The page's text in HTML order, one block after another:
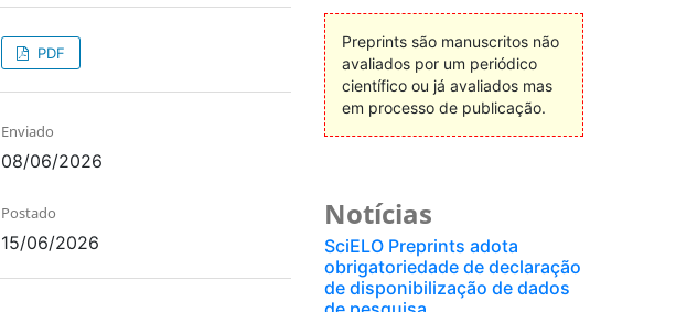
PDF
Enviado
08/06/2026
Postado
15/06/2026
Preprints são manuscritos não
avaliados por um periódico
científico ou já avaliados mas
em processo de publicação.
Notícias
SciELO Preprints adota
obrigatoriedade de declaração
de disponibilização de dados